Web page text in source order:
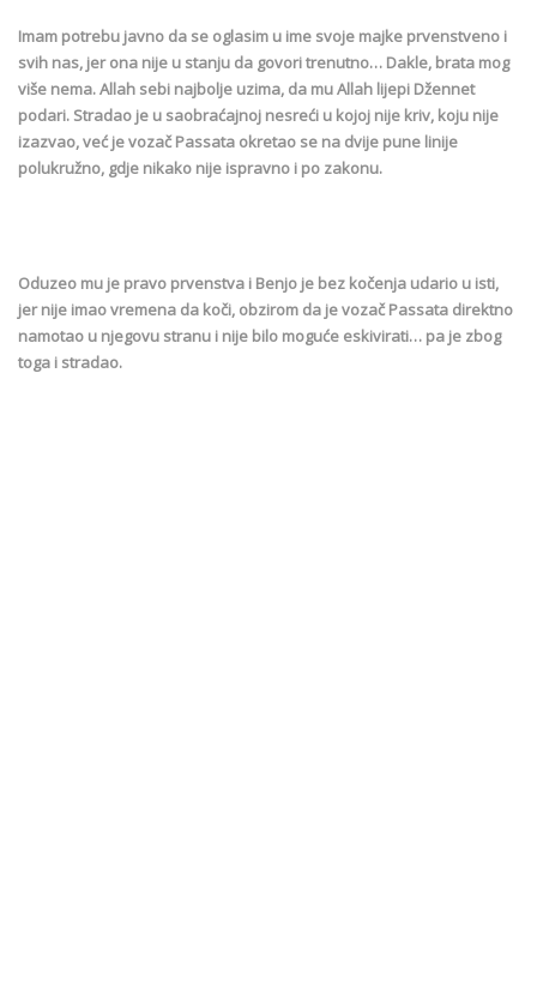
Imam potrebu javno da se oglasim u ime svoje majke prvenstveno i
svih nas, jer ona nije u stanju da govori trenutno… Dakle, brata mog
više nema. Allah sebi najbolje uzima, da mu Allah lijepi Džennet
podari. Stradao je u saobraćajnoj nesreći u kojoj nije kriv, koju nije
izazvao, već je vozač Passata okretao se na dvije pune linije
polukružno, gdje nikako nije ispravno i po zakonu.
Oduzeo mu je pravo prvenstva i Benjo je bez kočenja udario u isti,
jer nije imao vremena da koči, obzirom da je vozač Passata direktno
namotao u njegovu stranu i nije bilo moguće eskivirati… pa je zbog
toga i stradao.